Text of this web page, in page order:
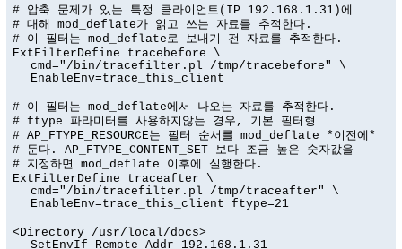
# 압축 문제가 있는 특정 클라이언트(IP 192.168.1.31)에
# 대해 mod_deflate가 읽고 쓰는 자료를 추적한다.
# 이 필터는 mod_deflate로 보내기 전 자료를 추적한다.
ExtFilterDefine tracebefore \
cmd="/bin/tracefilter.pl /tmp/tracebefore" \
EnableEnv=trace_this_client
# 이 필터는 mod_deflate에서 나오는 자료를 추적한다.
# ftype 파라미터를 사용하지않는 경우, 기본 필터형
# AP_FTYPE_RESOURCE는 필터 순서를 mod_deflate *이전에*
# 둔다. AP_FTYPE_CONTENT_SET 보다 조금 높은 숫자값을
# 지정하면 mod_deflate 이후에 실행한다.
ExtFilterDefine traceafter \
cmd="/bin/tracefilter.pl /tmp/traceafter" \
EnableEnv=trace_this_client ftype=21
<Directory /usr/local/docs>
SetEnvIf Remote_Addr 192.168.1.31